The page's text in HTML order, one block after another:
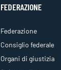
FEDERAZIONE
Federazione
Consiglio federale
Organi di giustizia